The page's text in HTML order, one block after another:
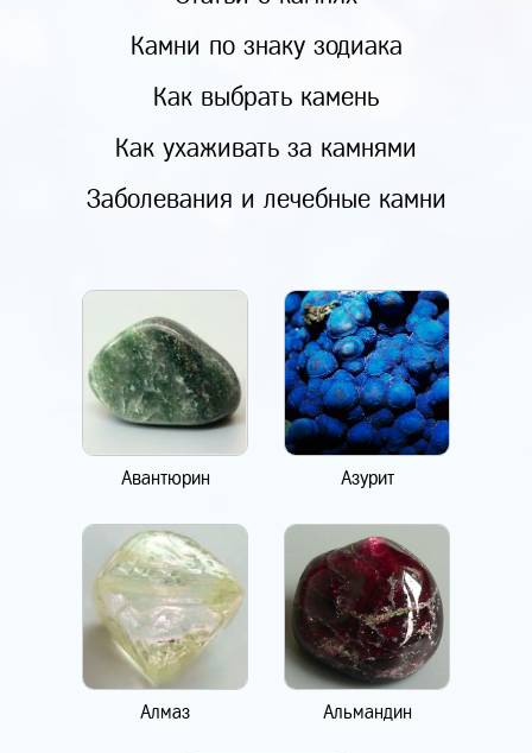
Камни по знаку зодиака
Как выбрать камень
Как ухаживать за камнями
Заболевания и лечебные камни
Авантюрин Азурит
Алмаз Альмандин